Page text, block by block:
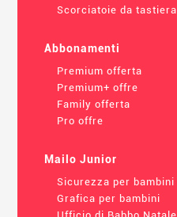
Scorciatoie da tastiera
Abbonamenti
Premium offerta
Premium+ offre
Family offerta
Pro offre
Mailo Junior
Sicurezza per bambini
Grafica per bambini